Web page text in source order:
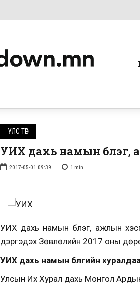
УЛС ТӨР
УИХ дахь намын бүлэг,
2017-05-01 09:39 1 min
УИХ дахь намын бүлэг, ажлын
дэргэдэх Зөвлөлийн 2017 оны
УИХ дахь намын бүлгийн
Улсын Их Хурал дахь Монгол